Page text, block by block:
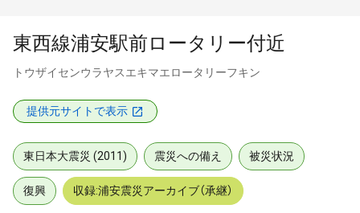
東西線浦安駅前ロータリー付近
トウザイセンウラヤスエキマエロータリーフキン
提供元サイトで表示
東日本大震災 (2011) 震災への備え 被災状況
復興 収録:浦安震災アーカイブ（承継）